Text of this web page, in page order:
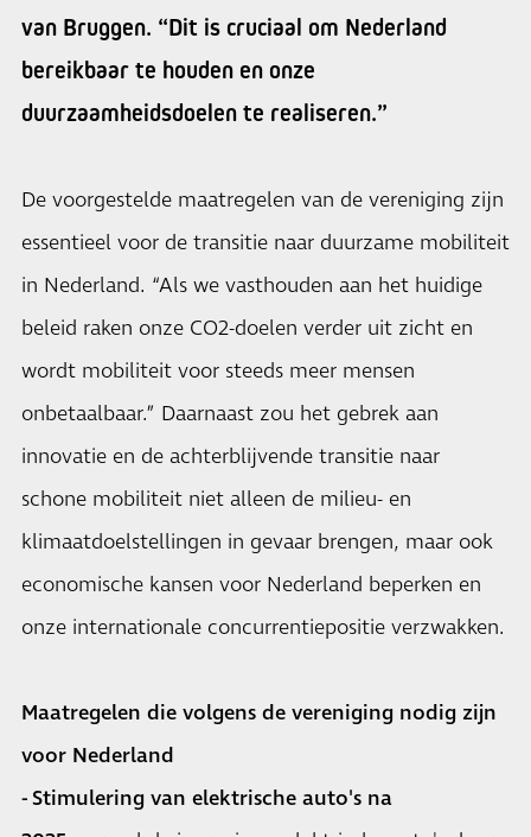
van Bruggen. “Dit is cruciaal om Nederland
bereikbaar te houden en onze
duurzaamheidsdoelen te realiseren.”
De voorgestelde maatregelen van de vereniging zijn
essentieel voor de transitie naar duurzame mobiliteit
in Nederland. “Als we vasthouden aan het huidige
beleid raken onze CO2-doelen verder uit zicht en
wordt mobiliteit voor steeds meer mensen
onbetaalbaar.” Daarnaast zou het gebrek aan
innovatie en de achterblijvende transitie naar
schone mobiliteit niet alleen de milieu- en
klimaatdoelstellingen in gevaar brengen, maar ook
economische kansen voor Nederland beperken en
onze internationale concurrentiepositie verzwakken.
Maatregelen die volgens de vereniging nodig zijn
voor Nederland
-Stimulering van elektrische auto's na